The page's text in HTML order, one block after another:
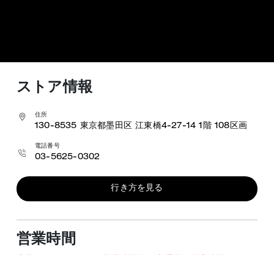
ストア情報
住所
130-8535 東京都墨田区 江東橋4-27-14 1階 108区画
電話番号
03-5625-0302
行き方を見る
営業時間